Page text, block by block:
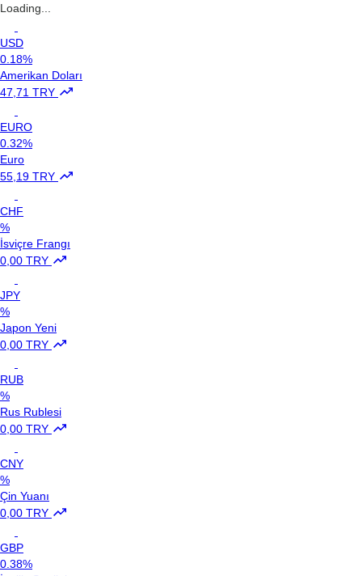
Loading...
USD
0.18%
Amerikan Doları
47,71 TRY
EURO
0.32%
Euro
55,19 TRY
CHF
%
İsviçre Frangı
0,00 TRY
JPY
%
Japon Yeni
0,00 TRY
RUB
%
Rus Rublesi
0,00 TRY
CNY
%
Çin Yuanı
0,00 TRY
GBP
0.38%